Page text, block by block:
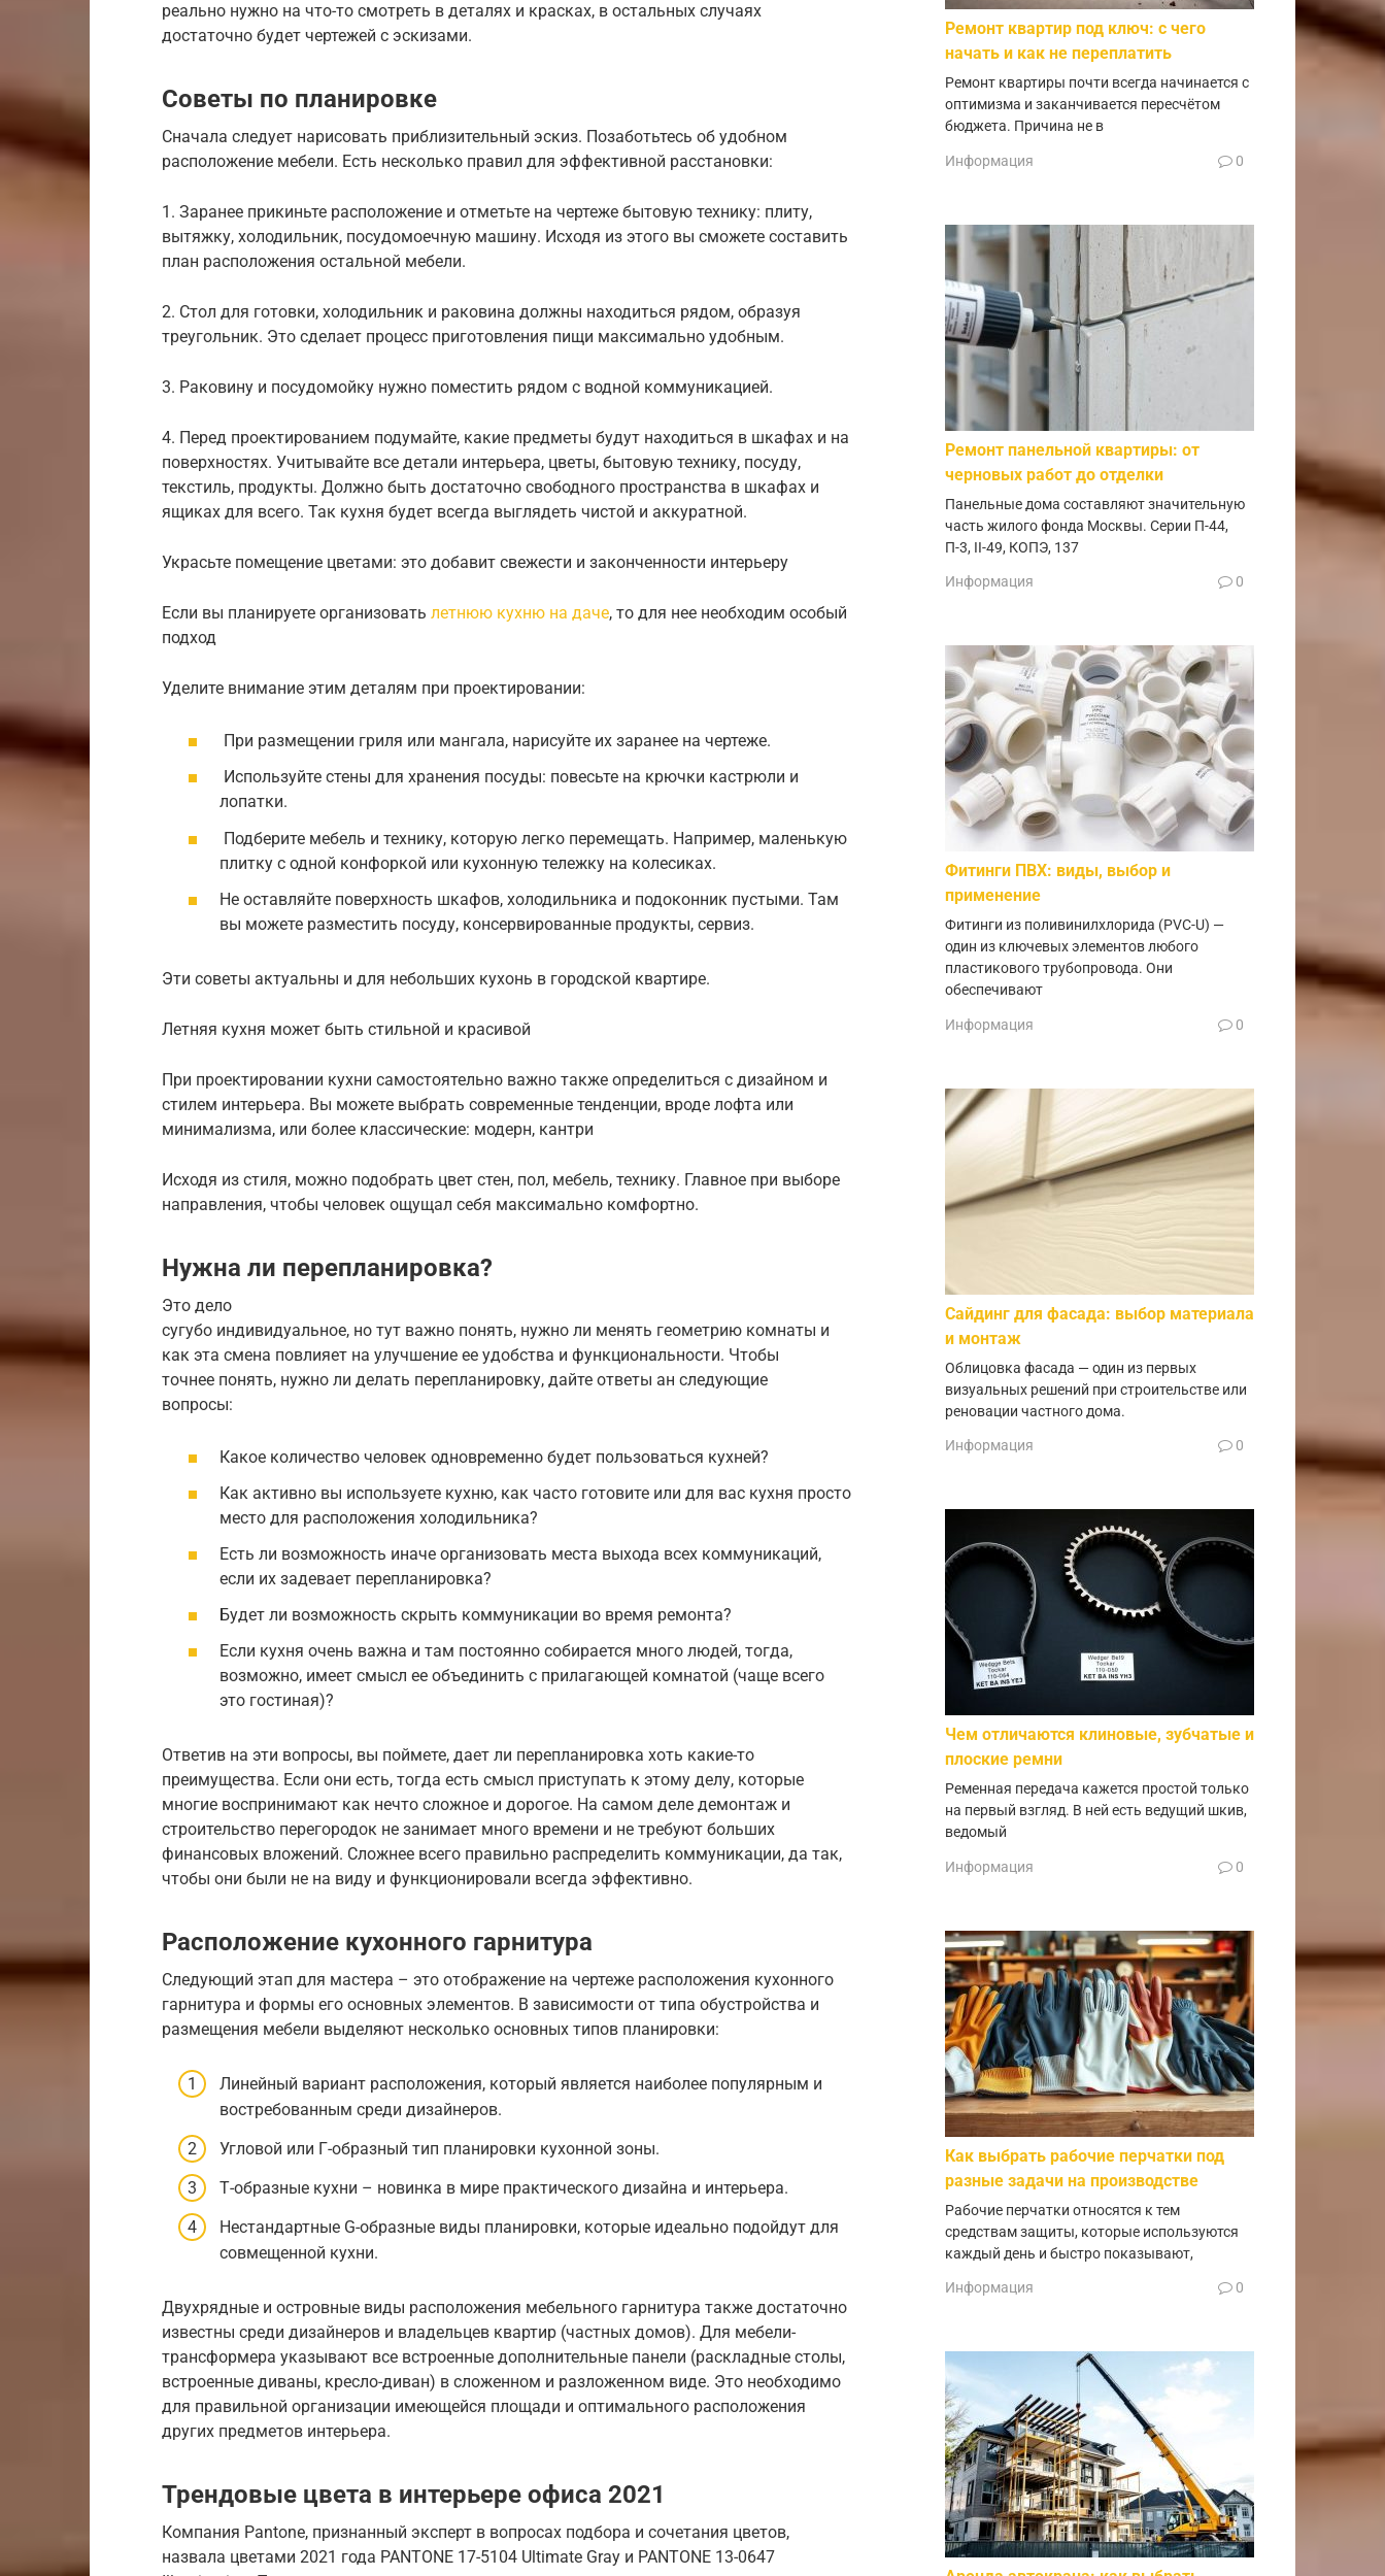
реально нужно на что-то смотреть в деталях и красках, в остальных случаях
достаточно будет чертежей с эскизами.
Советы по планировке
Сначала следует нарисовать приблизительный эскиз. Позаботьтесь об удобном
расположение мебели. Есть несколько правил для эффективной расстановки:
1. Заранее прикиньте расположение и отметьте на чертеже бытовую технику: плиту,
вытяжку, холодильник, посудомоечную машину. Исходя из этого вы сможете составить
план расположения остальной мебели.
2. Стол для готовки, холодильник и раковина должны находиться рядом, образуя
треугольник. Это сделает процесс приготовления пищи максимально удобным.
3. Раковину и посудомойку нужно поместить рядом с водной коммуникацией.
4. Перед проектированием подумайте, какие предметы будут находиться в шкафах и на
поверхностях. Учитывайте все детали интерьера, цветы, бытовую технику, посуду,
текстиль, продукты. Должно быть достаточно свободного пространства в шкафах и
ящиках для всего. Так кухня будет всегда выглядеть чистой и аккуратной.
Украсьте помещение цветами: это добавит свежести и законченности интерьеру
Если вы планируете организовать летнюю кухню на даче, то для нее необходим особый
подход
Уделите внимание этим деталям при проектировании:
При размещении гриля или мангала, нарисуйте их заранее на чертеже.
Используйте стены для хранения посуды: повесьте на крючки кастрюли и
лопатки.
Подберите мебель и технику, которую легко перемещать. Например, маленькую
плитку с одной конфоркой или кухонную тележку на колесиках.
Не оставляйте поверхность шкафов, холодильника и подоконник пустыми. Там
вы можете разместить посуду, консервированные продукты, сервиз.
Эти советы актуальны и для небольших кухонь в городской квартире.
Летняя кухня может быть стильной и красивой
При проектировании кухни самостоятельно важно также определиться с дизайном и
стилем интерьера. Вы можете выбрать современные тенденции, вроде лофта или
минимализма, или более классические: модерн, кантри
Исходя из стиля, можно подобрать цвет стен, пол, мебель, технику. Главное при выборе
направления, чтобы человек ощущал себя максимально комфортно.
Нужна ли перепланировка?
Это дело
сугубо индивидуальное, но тут важно понять, нужно ли менять геометрию комнаты и
как эта смена повлияет на улучшение ее удобства и функциональности. Чтобы
точнее понять, нужно ли делать перепланировку, дайте ответы ан следующие
вопросы:
Какое количество человек одновременно будет пользоваться кухней?
Как активно вы используете кухню, как часто готовите или для вас кухня просто
место для расположения холодильника?
Есть ли возможность иначе организовать места выхода всех коммуникаций,
если их задевает перепланировка?
Будет ли возможность скрыть коммуникации во время ремонта?
Если кухня очень важна и там постоянно собирается много людей, тогда,
возможно, имеет смысл ее объединить с прилагающей комнатой (чаще всего
это гостиная)?
Ответив на эти вопросы, вы поймете, дает ли перепланировка хоть какие-то
преимущества. Если они есть, тогда есть смысл приступать к этому делу, которые
многие воспринимают как нечто сложное и дорогое. На самом деле демонтаж и
строительство перегородок не занимает много времени и не требуют больших
финансовых вложений. Сложнее всего правильно распределить коммуникации, да так,
чтобы они были не на виду и функционировали всегда эффективно.
Расположение кухонного гарнитура
Следующий этап для мастера – это отображение на чертеже расположения кухонного
гарнитура и формы его основных элементов. В зависимости от типа обустройства и
размещения мебели выделяют несколько основных типов планировки:
Линейный вариант расположения, который является наиболее популярным и
востребованным среди дизайнеров.
Угловой или Г-образный тип планировки кухонной зоны.
Т-образные кухни – новинка в мире практического дизайна и интерьера.
Нестандартные G-образные виды планировки, которые идеально подойдут для
совмещенной кухни.
Двухрядные и островные виды расположения мебельного гарнитура также достаточно
известны среди дизайнеров и владельцев квартир (частных домов). Для мебели-
трансформера указывают все встроенные дополнительные панели (раскладные столы,
встроенные диваны, кресло-диван) в сложенном и разложенном виде. Это необходимо
для правильной организации имеющейся площади и оптимального расположения
других предметов интерьера.
Трендовые цвета в интерьере офиса 2021
Компания Pantone, признанный эксперт в вопросах подбора и сочетания цветов,
назвала цветами 2021 года PANTONE 17-5104 Ultimate Gray и PANTONE 13-0647
Ремонт квартир под ключ: с чего
начать и как не переплатить
Ремонт квартиры почти всегда начинается с
оптимизма и заканчивается пересчётом
бюджета. Причина не в
Информация 0
Ремонт панельной квартиры: от
черновых работ до отделки
Панельные дома составляют значительную
часть жилого фонда Москвы. Серии П-44,
П-3, II-49, КОПЭ, 137
Информация 0
Фитинги ПВХ: виды, выбор и
применение
Фитинги из поливинилхлорида (PVC-U) —
один из ключевых элементов любого
пластикового трубопровода. Они
обеспечивают
Информация 0
Сайдинг для фасада: выбор материала
и монтаж
Облицовка фасада — один из первых
визуальных решений при строительстве или
реновации частного дома.
Информация 0
Чем отличаются клиновые, зубчатые и
плоские ремни
Ременная передача кажется простой только
на первый взгляд. В ней есть ведущий шкив,
ведомый
Информация 0
Как выбрать рабочие перчатки под
разные задачи на производстве
Рабочие перчатки относятся к тем
средствам защиты, которые используются
каждый день и быстро показывают,
Информация 0